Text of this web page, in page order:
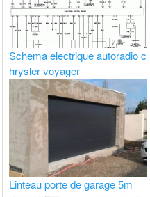
Schema electrique autoradio c
hrysler voyager
Linteau porte de garage 5m